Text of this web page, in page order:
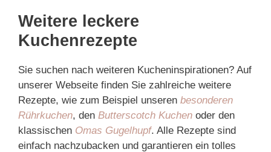
Weitere leckere
Kuchenrezepte
Sie suchen nach weiteren Kucheninspirationen? Auf
unserer Webseite finden Sie zahlreiche weitere
Rezepte, wie zum Beispiel unseren besonderen
Rührkuchen, den Butterscotch Kuchen oder den
klassischen Omas Gugelhupf. Alle Rezepte sind
einfach nachzubacken und garantieren ein tolles